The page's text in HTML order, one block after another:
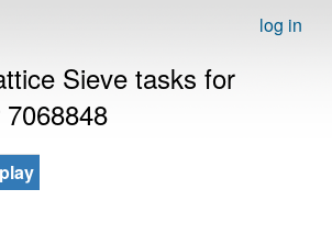
log in
Sieve tasks for